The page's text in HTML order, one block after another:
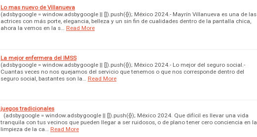
Lo mas nuevo de Villanueva
(adsbygoogle = window.adsbygoogle || []).push({}); México 2024.- Mayrín Villanueva es una de las
actrices con más porte, elegancia, belleza y un sin fin de cualidades dentro de la pantalla chica,
ahora la vemos en la s…
Read More
La mejor enfermera del IMSS
(adsbygoogle = window.adsbygoogle || []).push({}); México 2024.- Lo mejor del seguro social.-
Cuantas veces no nos quejamos del servicio que tenemos o que nos corresponde dentro del
seguro social, bastantes son la…
Read More
juegos tradicionales
(adsbygoogle = window.adsbygoogle || []).push({}); México 2024. Que difícil es llevar una vida
tranquila con tus vecinos que pueden llegar a ser ruidosos, o de plano tener cero conciencia en la
limpieza de la ca…
Read More